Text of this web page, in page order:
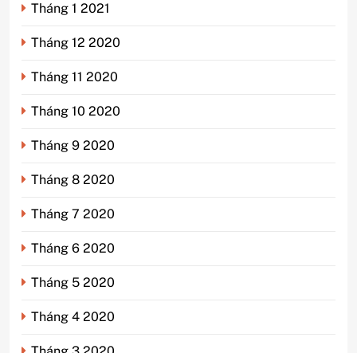
Tháng 1 2021
Tháng 12 2020
Tháng 11 2020
Tháng 10 2020
Tháng 9 2020
Tháng 8 2020
Tháng 7 2020
Tháng 6 2020
Tháng 5 2020
Tháng 4 2020